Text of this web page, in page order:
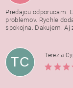
Predajcu odporucam.
problemov. Rychle
spokojna. Dakujem. Aj
TC
Terezia